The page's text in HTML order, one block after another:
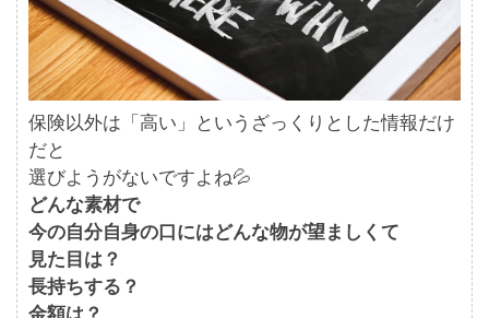
保険以外は「高い」というざっくりとした情報だけ
だと
選びようがないですよね💦
どんな素材で
今の自分自身の口にはどんな物が望ましくて
見た目は？
長持ちする？